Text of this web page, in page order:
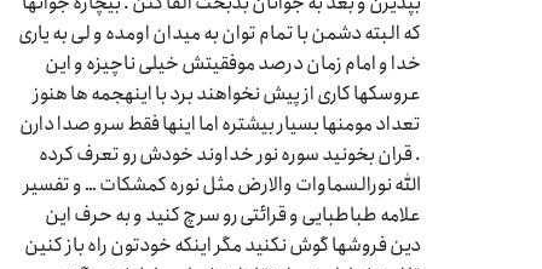
که البته دشمن با تمام توان به میدان اومده و لی به یاری
خدا و امام زمان درصد موفقیتش خیلی ناچیزه و این
عروسکها کاری از پیش نخواهند برد با اینهجمه ها هنوز
تعداد مومنها بسیار بیشتره اما اینها فقط سرو صدا دارن
. قران بخونید سوره نور خداوند خودش رو تعرف کرده
الله نورالسماوات والارض مثل نوره کمشکات … و تفسیر
علامه طباطبایی و قرائتی رو سرچ کنید و به حرف این
دین فروشها گوش نکنید مگر اینکه خودتون راه باز کنین